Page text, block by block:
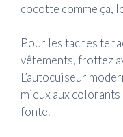
cocotte comme ça,
Pour les taches
vêtements, frottez
L’autocuiseur
mieux aux
fonte.